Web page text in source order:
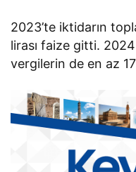
2023’te iktidarın
lirası faize gitti.
vergilerin de en az